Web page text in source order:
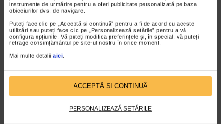
instrumente de urmărire pentru a oferi publicitate personalizată pe baza
obiceiurilor dvs. de navigare.
Puteți face clic pe „Acceptă si continuă” pentru a fi de acord cu aceste
utilizări sau puteți face clic pe „Personalizează setările” pentru a vă
configura opțiunile. Vă puteți modifica preferințele și, în special, vă puteți
retrage consimțământul pe site-ul nostru în orice moment.
Mai multe detalii aici.
ACCEPTĂ SI CONTINUĂ
PERSONALIZEAZĂ SETĂRILE
„Invisible Garden #2”
148 vizualizari